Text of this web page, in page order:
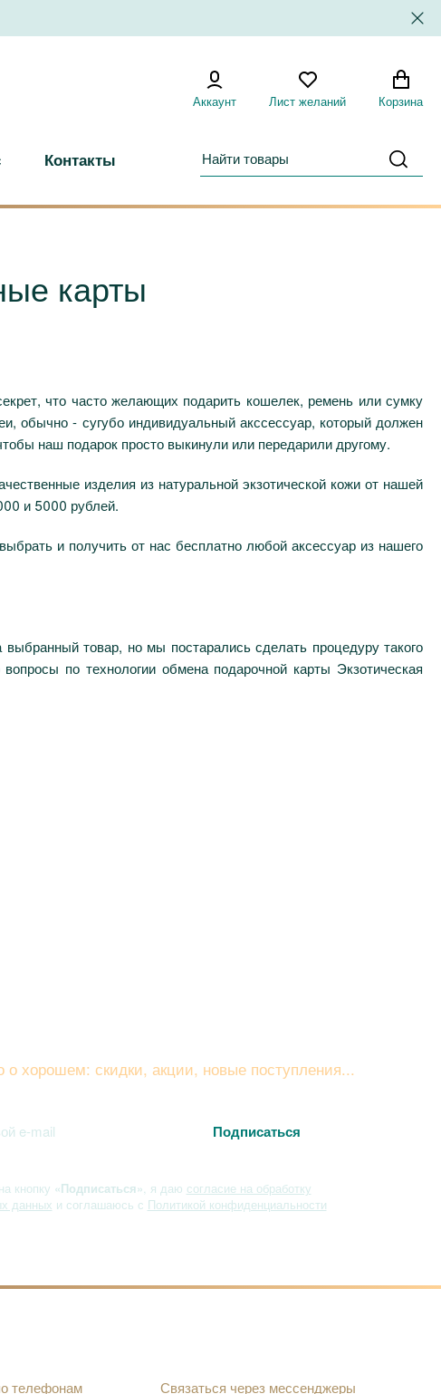
Аккаунт Лист желаний Корзина
Контакты
карты
что часто желающих подарить кошелек, ремень или сумку
обычно - сугубо индивидуальный акссессуар, который должен
наш подарок просто выкинули или передарили другому.
изделия из натуральной экзотической кожи от нашей
и 5000 рублей.
и получить от нас бесплатно любой аксессуар из нашего
товар, но мы постарались сделать процедуру такого
по технологии обмена подарочной карты Экзотическая
хорошем: скидки, акции, новые поступления...
кнопку «Подписаться» , я даю согласие на обработку
данных и соглашаюсь с Политикой конфиденциальности
телефонам Связаться через мессенджеры